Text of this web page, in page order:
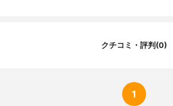
クチコミ・評判(0)
1